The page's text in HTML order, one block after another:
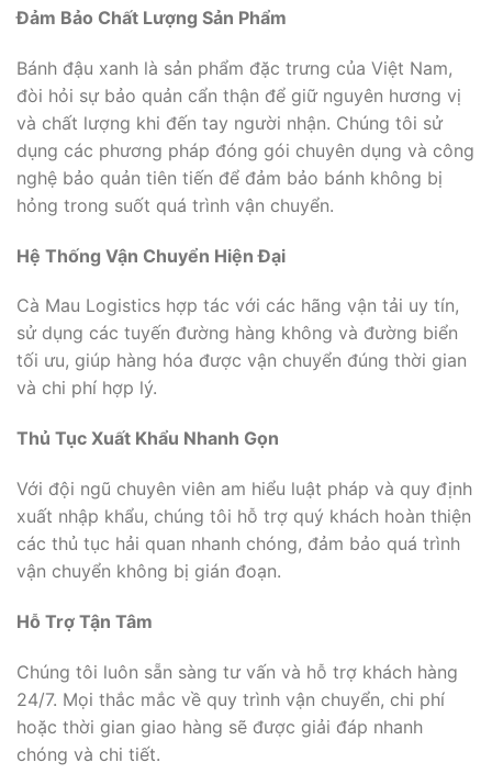
Đảm Bảo Chất Lượng Sản Phẩm
Bánh đậu xanh là sản phẩm đặc trưng của Việt Nam,
đòi hỏi sự bảo quản cẩn thận để giữ nguyên hương vị
và chất lượng khi đến tay người nhận. Chúng tôi sử
dụng các phương pháp đóng gói chuyên dụng và công
nghệ bảo quản tiên tiến để đảm bảo bánh không bị
hỏng trong suốt quá trình vận chuyển.
Hệ Thống Vận Chuyển Hiện Đại
Cà Mau Logistics hợp tác với các hãng vận tải uy tín,
sử dụng các tuyến đường hàng không và đường biển
tối ưu, giúp hàng hóa được vận chuyển đúng thời gian
và chi phí hợp lý.
Thủ Tục Xuất Khẩu Nhanh Gọn
Với đội ngũ chuyên viên am hiểu luật pháp và quy định
xuất nhập khẩu, chúng tôi hỗ trợ quý khách hoàn thiện
các thủ tục hải quan nhanh chóng, đảm bảo quá trình
vận chuyển không bị gián đoạn.
Hỗ Trợ Tận Tâm
Chúng tôi luôn sẵn sàng tư vấn và hỗ trợ khách hàng
24/7. Mọi thắc mắc về quy trình vận chuyển, chi phí
hoặc thời gian giao hàng sẽ được giải đáp nhanh
chóng và chi tiết.